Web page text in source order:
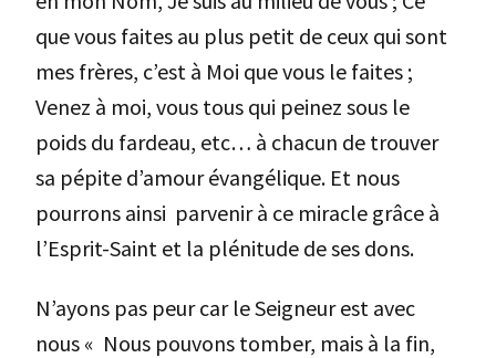
que vous faites au plus petit de ceux qui sont
mes frères, c’est à Moi que vous le faites ;
Venez à moi, vous tous qui peinez sous le
poids du fardeau, etc… à chacun de trouver
sa pépite d’amour évangélique. Et nous
pourrons ainsi parvenir à ce miracle grâce à
l’Esprit-Saint et la plénitude de ses dons.
N’ayons pas peur car le Seigneur est avec
nous « Nous pouvons tomber, mais à la fin,